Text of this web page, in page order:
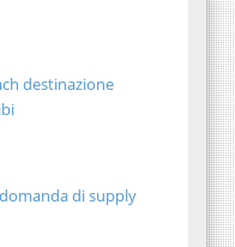
destinazione
di supply